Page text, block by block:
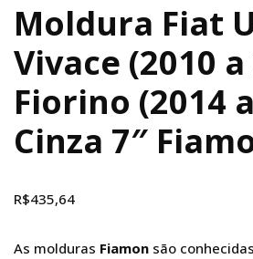
Moldura Fiat
Vivace (2010
Fiorino (2014
Cinza 7″
R$435,64
As molduras Fiamon são